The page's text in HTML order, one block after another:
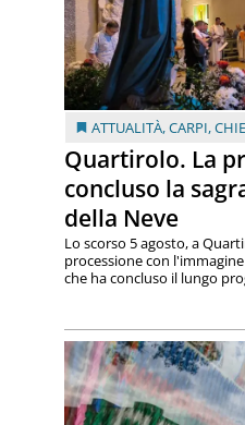
ATTUALITÀ,CARPI,
Quartirolo. La
concluso la
della Neve
Lo scorso 5 agosto, a
processione con
che ha concluso il lungo